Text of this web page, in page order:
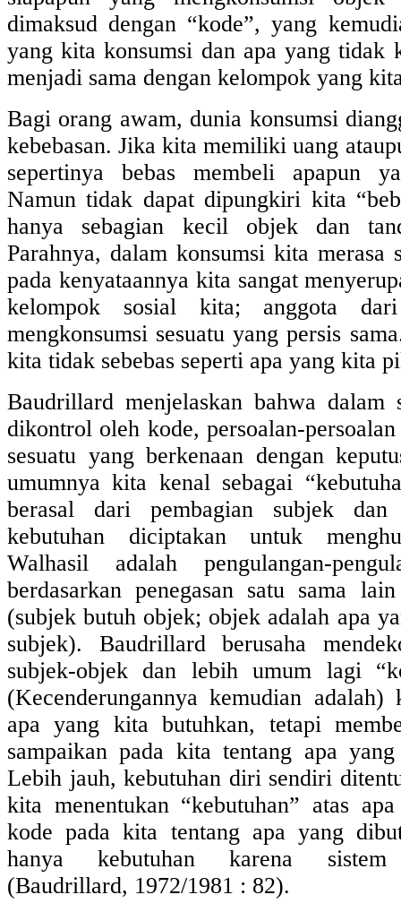
dimaksud dengan “kode”, yang
yang kita konsumsi dan apa yang tidak
menjadi sama dengan kelompok yang
Bagi orang awam, dunia konsumsi
kebebasan. Jika kita memiliki uang
sepertinya bebas membeli apapun
Namun tidak dapat dipungkiri kita
hanya sebagian kecil objek dan
Parahnya, dalam konsumsi kita merasa
pada kenyataannya kita sangat
kelompok sosial kita; anggota
mengkonsumsi sesuatu yang persis
kita tidak sebebas seperti apa yang kita
Baudrillard menjelaskan bahwa dalam
dikontrol oleh kode, persoalan-
sesuatu yang berkenaan dengan
umumnya kita kenal sebagai
berasal dari pembagian subjek
kebutuhan diciptakan untuk
Walhasil adalah pengulangan-
berdasarkan penegasan satu sama
(subjek butuh objek; objek adalah apa
subjek). Baudrillard berusaha
subjek-objek dan lebih umum lagi
(Kecenderungannya kemudian
apa yang kita butuhkan, tetapi
sampaikan pada kita tentang apa
Lebih jauh, kebutuhan diri sendiri
kita menentukan “kebutuhan” atas
kode pada kita tentang apa yang
hanya kebutuhan karena sistem
(Baudrillard, 1972/1981 : 82).